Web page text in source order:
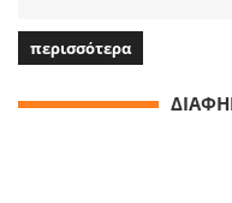
περισσότερα